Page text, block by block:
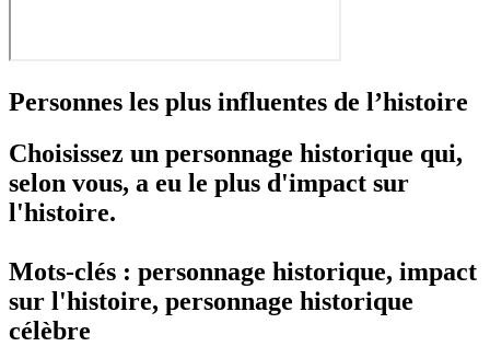
Personnes les plus influentes de l’histoire
Choisissez un personnage historique qui,
selon vous, a eu le plus d'impact sur
l'histoire.
Mots-clés : personnage historique, impact
sur l'histoire, personnage historique
célèbre